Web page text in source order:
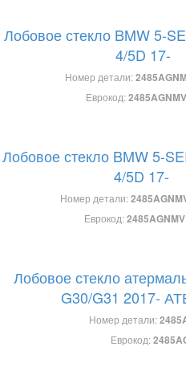
Лобовое стекло BMW 5-
4/5D 17-
Номер детали:
Еврокод:
Лобовое стекло BMW 5-
4/5D 17-
Номер детали:
Еврокод:
Лобовое стекло
G30/G31 2017-
Номер детали:
Еврокод: